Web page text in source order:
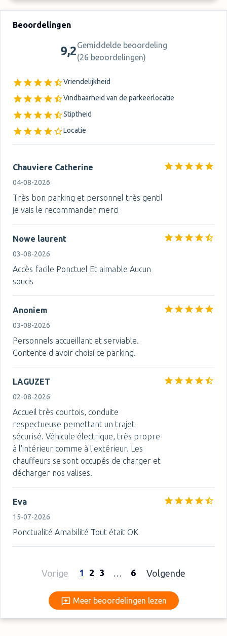
Beoordelingen
9,2Gemiddelde beoordeling
(26 beoordelingen)
Vriendelijkheid
Vindbaarheid van de parkeerlocatie
Stiptheid
Locatie
Chauviere Catherine
04-08-2026
Très bon parking et personnel très gentil
je vais le recommander merci
Nowe laurent
03-08-2026
Accès facile Ponctuel Et aimable Aucun
soucis
Anoniem
03-08-2026
Personnels accueillant et serviable.
Contente d avoir choisi ce parking.
LAGUZET
02-08-2026
Accueil très courtois, conduite
respectueuse pemettant un trajet
sécurisé. Véhicule électrique, très propre
à l'intérieur comme à l'extérieur. Les
chauffeurs se sont occupés de charger et
décharger nos valises.
Eva
15-07-2026
Ponctualité Amabilité Tout était OK
Vorige 1 2 3 … 6 Volgende
Meer beoordelingen lezen
Meer beoordelingen lezen